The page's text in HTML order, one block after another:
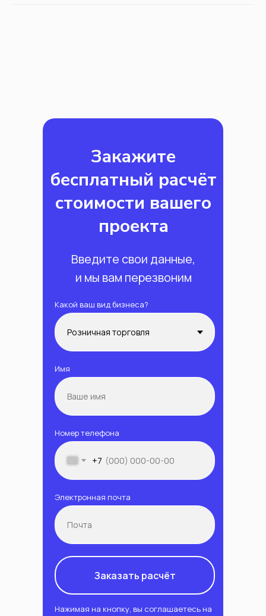
Закажите
бесплатный расчёт
стоимости вашего
проекта
Введите свои данные,
и мы вам перезвоним
Какой ваш вид бизнеса?
Имя
Номер телефона
+7
Электронная почта
Заказать расчёт
Нажимая на кнопку, вы соглашаетесь на